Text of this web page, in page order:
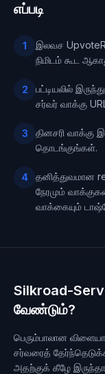
எப்படி
1
இலவச
நிமிடம் கூட
2
பட்டியலில்
சர்வர் வாக்கு
3
தினசரி வாக்கு
தொடங்குங்கள்.
4
தனித்துவமான
நேரமும்
வாக்கையும்
Silkroad-
வேண்டும்?
பெரும்பாலான
சர்வரைத்
அதற்குக் கீழே